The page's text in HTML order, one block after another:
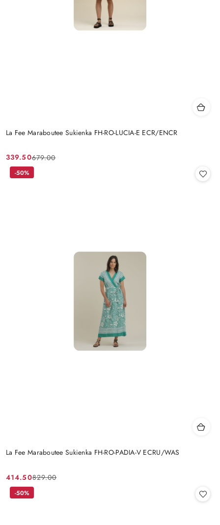
La Fee Maraboutee Sukienka FH-RO-LUCIA-E ECR/ENCR
Cena
promocyjna:
339.50
Cena
przed
679.00
La Fee Maraboutee Sukienka FH-RO-PADIA-V ECRU/WAS
Cena
promocyjna:
414.50
Cena
przed
829.00
-50%
-50%